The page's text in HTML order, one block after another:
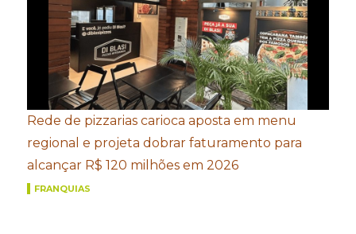
Rede de pizzarias carioca aposta em menu
regional e projeta dobrar faturamento para
alcançar R$ 120 milhões em 2026
FRANQUIAS